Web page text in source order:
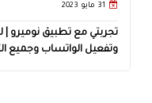
31 مايو 2023
تجربتي مع تطبيق نوميرو
وتفعيل الواتساب وجميع